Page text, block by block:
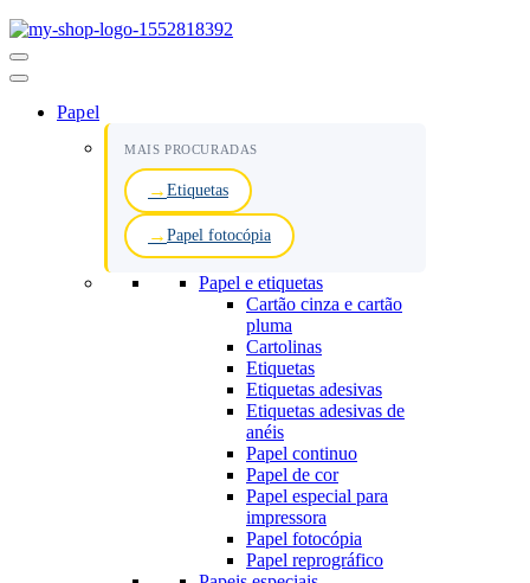
Menu
de
Papel
MAIS PROCURADAS
Etiquetas
Papel fotocópia
Papel e etiquetas
Cartão cinza e cartão
pluma
Cartolinas
Etiquetas
Etiquetas adesivas
Etiquetas adesivas de
anéis
Papel continuo
Papel de cor
Papel especial para
impressora
Papel fotocópia
Papel reprográfico